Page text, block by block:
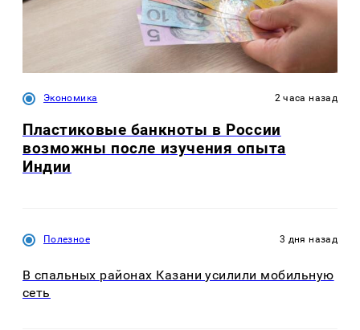
Экономика 2 часа назад
Пластиковые банкноты в России
возможны после изучения опыта
Индии
Полезное 3 дня назад
В спальных районах Казани усилили мобильную
сеть